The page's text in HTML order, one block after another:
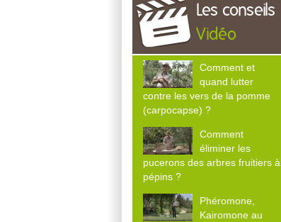
Les conseils
Vidéo
Comment et
quand lutter
contre les vers de la pomme
(carpocapse) ?
Comment
éliminer les
pucerons des arbres fruitiers à
pépins ?
Phéromone,
Kairomone au